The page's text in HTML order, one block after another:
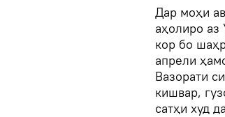
Дар моҳи
аҳолиро аз
кор бо
апрели
Вазорати
кишвар,
сатҳи худ